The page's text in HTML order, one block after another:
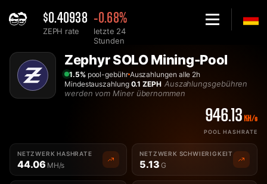
$0.40938
ZEPH rate
-0.68%
letzte 24
Stunden
Home
Solo Zephyr ZEPH Mining-Pool - 2Miners
Zephyr SOLO Mining-Pool
1.5%pool-gebühr Auszahlungen alle 2h
Mindestauszahlung 0.1 ZEPH Auszahlungsgebühren
werden vom Miner übernommen
946.13 KH/s
POOL HASHRATE
NETZWERK HASHRATE
44.06 MH/s
NETZWERK SCHWIERIGKEIT
5.13 G